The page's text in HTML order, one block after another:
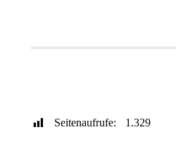
Seitenaufrufe: 1.329